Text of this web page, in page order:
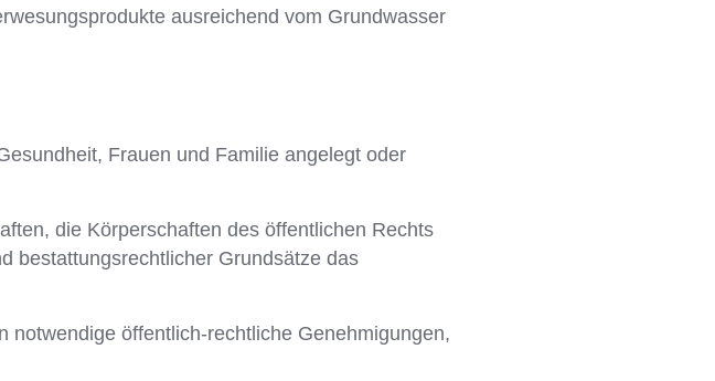
ausreichend vom Grundwasser
Frauen und Familie angelegt oder
die Körperschaften des öffentlichen Rechts
bestattungsrechtlicher Grundsätze das
öffentlich-rechtliche Genehmigungen,